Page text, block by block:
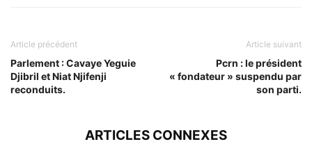
Article précédent
Parlement : Cavaye Yeguie
Djibril et Niat Njifenji
reconduits.
Article suivant
Pcrn : le président
« fondateur » suspendu par
son parti.
ARTICLES CONNEXES